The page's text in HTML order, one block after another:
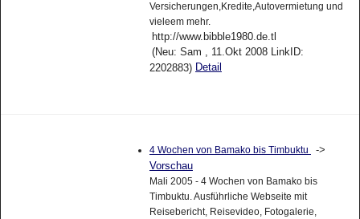
Versicherungen,Kredite,Autovermietung und
vieleem mehr.
http://www.bibble1980.de.tl
(Neu: Sam , 11.Okt 2008 LinkID:
2202883) Detail
4 Wochen von Bamako bis Timbuktu
->
Vorschau
Mali 2005 - 4 Wochen von Bamako bis
Timbuktu. Ausführliche Webseite mit
Reisebericht, Reisevideo, Fotogalerie,